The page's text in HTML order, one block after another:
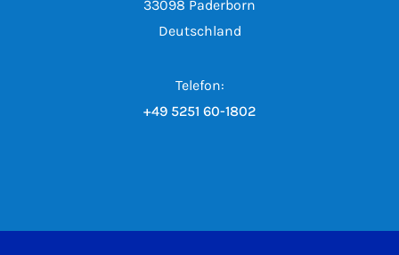
33098 Paderborn
Deutschland
Telefon:
+49 5251 60-1802